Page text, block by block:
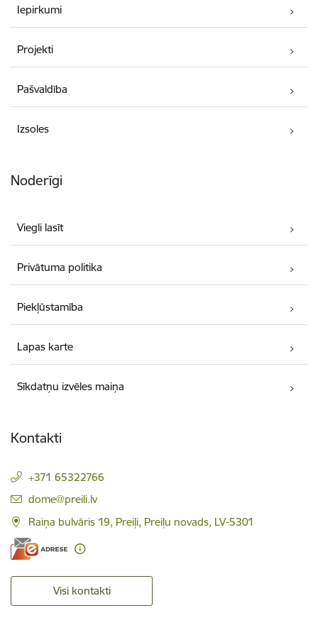
Iepirkumi
Projekti
Pašvaldība
Izsoles
Noderīgi
Viegli lasīt
Privātuma politika
Piekļūstamība
Lapas karte
Sīkdatņu izvēles maiņa
Kontakti
+371 65322766
E-pasts:
dome@preili.lv
Raiņa bulvāris 19, Preiļi, Preiļu novads, LV-5301
Visi kontakti